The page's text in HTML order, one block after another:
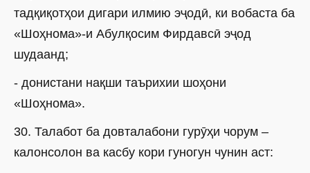
тадқиқотҳои дигари илмию эҷодӣ, ки вобаста ба
«Шоҳнома»-и Абулқосим Фирдавсӣ эҷод
шудаанд;
- донистани нақши таърихии шоҳони
«Шоҳнома».
30. Талабот ба довталабони гурӯҳи чорум –
калонсолон ва касбу кори гуногун чунин аст: